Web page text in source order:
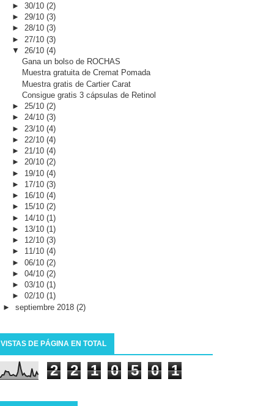
►30/10(2)
►29/10(3)
►28/10(3)
► 27/10(3)
▼ 26/10(4)
Gana un bolso de ROCHAS
Muestra gratuita de Cremat Pomada
Muestra gratis de Cartier Carat
Consigue gratis 3 cápsulas de Retinol
►25/10(2)
►24/10(3)
► 23/10(4)
► 22/10(4)
►21/10(4)
►20/10(2)
► 19/10(4)
► 17/10(3)
► 16/10(4)
► 15/10(2)
► 14/10(1)
► 13/10(1)
► 12/10(3)
► 11/10(4)
►06/10(2)
►04/10(2)
►03/10(1)
►02/10(1)
► septiembre 2018 (2)
VISTAS DE PÁGINA EN TOTAL
2 2 1 0 5 0 1